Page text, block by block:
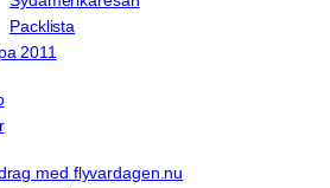
Packlista
2011
med flyvardagen.nu